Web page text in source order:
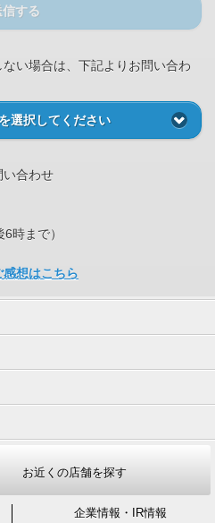
信する
い場合は、下記よりお問い合わ
選択してください
い合わせ
時まで）
想はこちら
お近くの店舗を探す
企業情報・IR情報